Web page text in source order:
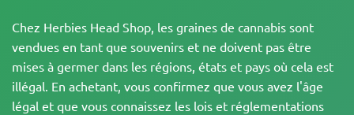
Chez Herbies Head Shop, les graines de cannabis sont
vendues en tant que souvenirs et ne doivent pas être
mises à germer dans les régions, états et pays où cela est
illégal. En achetant, vous confirmez que vous avez l'âge
légal et que vous connaissez les lois et réglementations